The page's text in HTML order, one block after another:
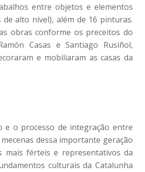
entre objetos e elementos
alto nível), além de 16 pinturas.
obras conforme os preceitos do
Casas e Santiago Rusiñol,
e mobiliaram as casas da
e o processo de integração entre
dessa importante geração
mais férteis e representativos da
culturais da Catalunha